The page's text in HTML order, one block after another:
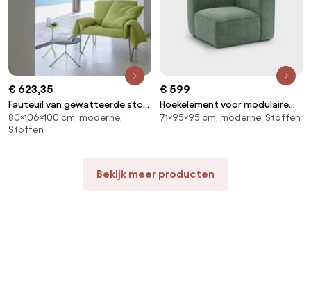
€ 623,35
Fauteuil van gewatteerde stof
en staal Nomad
80×106×100 cm, moderne,
Stoffen
€ 599
Hoekelement voor modulaire
bank, in fluweel met structuur,
71×95×95 cm, moderne, Stoffen
Bekijk meer producten